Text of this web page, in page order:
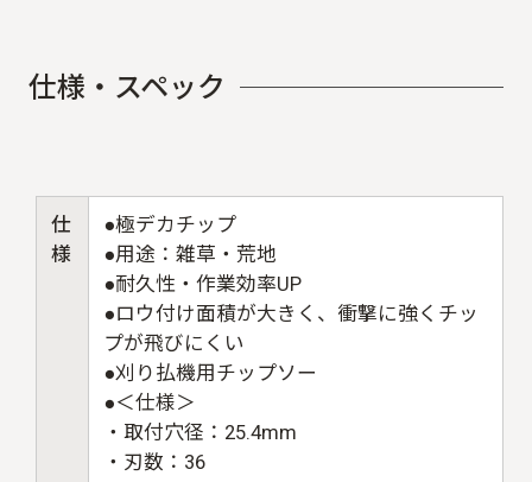
仕様 ・ スペック
仕
様
●極デカチップ
●用途：雑草・荒地
●耐久性・作業効率UP
●ロウ付け面積が大きく、衝撃に強くチッ
プが飛びにくい
●刈り払機用チップソー
●＜仕様＞
・取付穴径：25.4mm
・刃数：36